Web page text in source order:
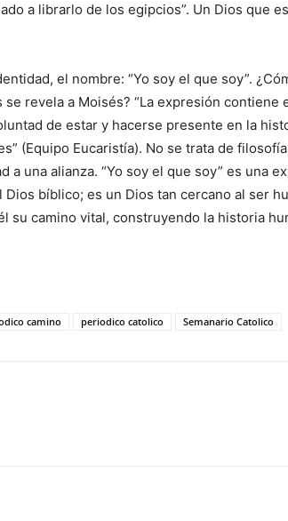
a librarlo de los egipcios”. Un Dios que
el nombre: “Yo soy el que soy”.
revela a Moisés? “La expresión contiene
de estar y hacerse presente en la
(Equipo Eucaristía). No se trata de
una alianza. “Yo soy el que soy” es una
bíblico; es un Dios tan cercano al ser
su camino vital, construyendo la historia
camino periodico catolico Semanario Catolico